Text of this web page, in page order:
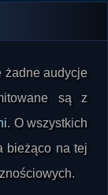
żadne audycje
są z
. O wszystkich
bieżąco na tej